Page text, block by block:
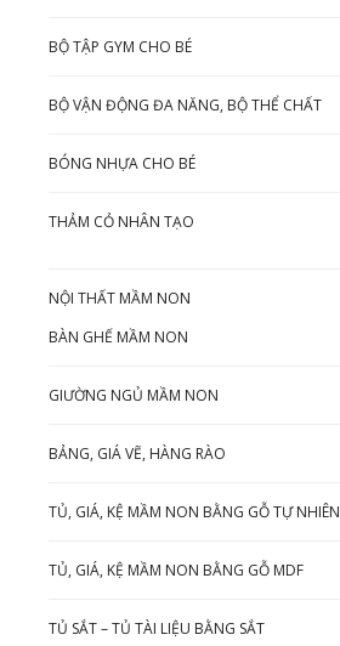
BỘ TẬP GYM CHO BÉ
BỘ VẬN ĐỘNG ĐA NĂNG, BỘ THỂ CHẤT
BÓNG NHỰA CHO BÉ
THẢM CỎ NHÂN TẠO
NỘI THẤT MẦM NON
BÀN GHẾ MẦM NON
GIƯỜNG NGỦ MẦM NON
BẢNG, GIÁ VẼ, HÀNG RÀO
TỦ, GIÁ, KỆ MẦM NON BẰNG GỖ TỰ NHIÊN
TỦ, GIÁ, KỆ MẦM NON BẰNG GỖ MDF
TỦ SẮT – TỦ TÀI LIỆU BẰNG SẮT